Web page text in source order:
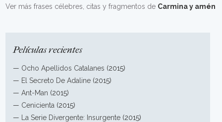
Ver más frases célebres, citas y fragmentos de Carmina y amén
Películas recientes
— Ocho Apellidos Catalanes (2015)
— El Secreto De Adaline (2015)
—Ant-Man (2015)
— Cenicienta (2015)
—
La Serie Divergente: Insurgente (2015)